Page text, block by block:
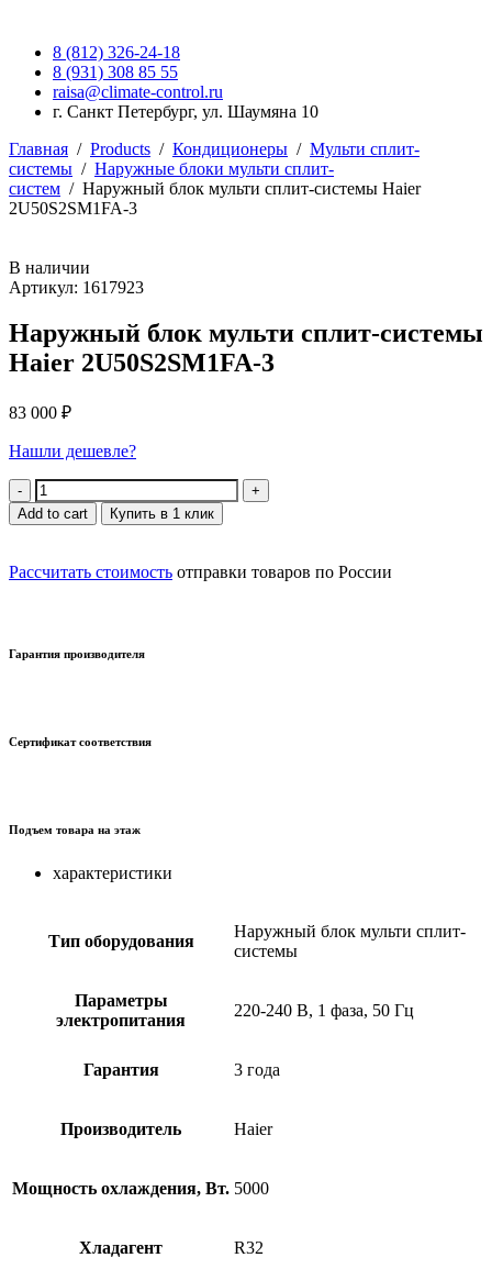
8 (812) 326-24-18
8 (931) 308 85 55
raisa@climate-control.ru
г. Санкт Петербург, ул. Шаумяна 10
Главная / Products / Кондиционеры / Мульти сплит-
системы / Наружные блоки мульти сплит-
систем / Наружный блок мульти сплит-системы Haier
2U50S2SM1FA-3
В наличии
Артикул: 1617923
Наружный блок мульти сплит-системы
Haier 2U50S2SM1FA-3
83 000 ₽
Нашли дешевле?
Quantity
Add to cart Купить в 1 клик
Рассчитать стоимость отправки товаров по России
Гарантия производителя
Сертификат соответствия
Подъем товара на этаж
характеристики
Тип оборудования
Наружный блок мульти сплит-
системы
Параметры
электропитания
220-240 В, 1 фаза, 50 Гц
Гарантия 3 года
Производитель Haier
Мощность охлаждения, Вт. 5000
Хладагент R32